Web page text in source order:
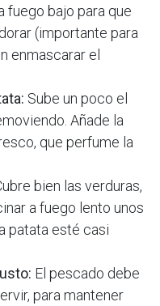
fuego bajo para que
(importante para
enmascarar el
Sube un poco el
Añade la
que perfume la
bien las verduras,
a fuego lento unos
patata esté casi
El pescado debe
para mantener